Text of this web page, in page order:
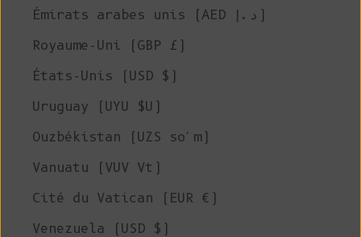
Émirats arabes unis (AED د.إ)
Royaume-Uni (GBP £)
États-Unis (USD $)
Uruguay (UYU $U)
Ouzbékistan (UZS so'm)
Vanuatu (VUV Vt)
Cité du Vatican (EUR €)
Venezuela (USD $)